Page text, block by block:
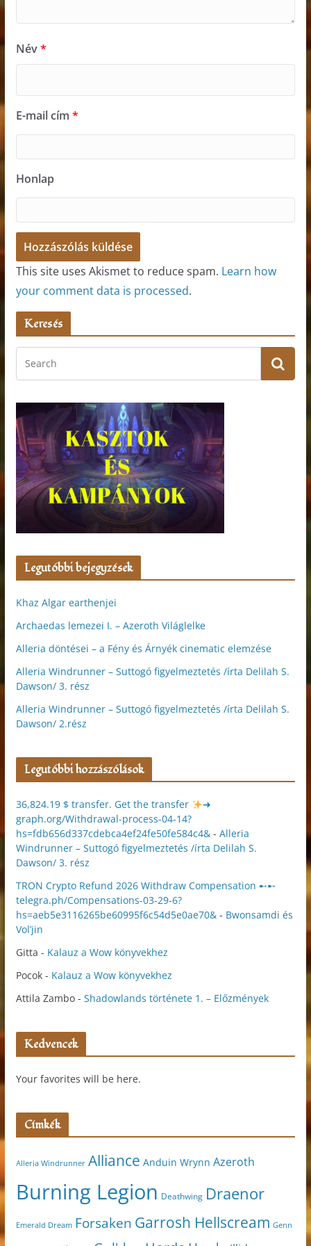
Név*
E-mail cím *
Honlap
This site uses Akismet to reduce spam. Learn how
your comment data is processed.
Keresés
Legutóbbi bejegyzések
Khaz Algar earthenjei
Archaedas lemezei I. – Azeroth Világlelke
Alleria döntései – a Fény és Árnyék cinematic elemzése
Alleria Windrunner – Suttogó figyelmeztetés /írta Delilah S.
Dawson/ 3. rész
Alleria Windrunner – Suttogó figyelmeztetés /írta Delilah S.
Dawson/ 2.rész
Legutóbbi hozzászólások
36,824.19 $ transfer. Get the transfer
➜
graph.org/Withdrawal-process-04-14?
hs=fdb656d337cdebca4ef24fe50fe584c4&- Alleria
Windrunner – Suttogó figyelmeztetés /írta Delilah S.
Dawson/ 3. rész
TRON Crypto Refund 2026 Withdraw Compensation ➸➸
telegra.ph/Compensations-03-29-6?
hs=aeb5e3116265be60995f6c54d5e0ae70&- Bwonsamdi és
Vol’jin
Gitta - Kalauz a Wow könyvekhez
Pocok- Kalauz a Wow könyvekhez
Attila Zambo- Shadowlands története 1. – Előzmények
Kedvencek
Your favorites will be here.
Címkék
Alleria Windrunner Alliance Anduin Wrynn Azeroth
Burning Legion Deathwing Draenor
Emerald Dream Forsaken Garrosh Hellscream Genn